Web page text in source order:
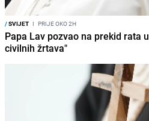
/SVIJET I PRIJE OKO 2H
Papa Lav pozvao na prekid rata
civilnih žrtava"